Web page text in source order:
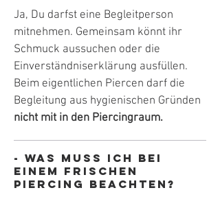
Ja, Du darfst eine Begleitperson
mitnehmen. Gemeinsam könnt ihr
Schmuck aussuchen oder die
Einverständniserklärung ausfüllen.
Beim eigentlichen Piercen darf die
Begleitung aus hygienischen Gründen
nicht mit in den Piercingraum.
- Was muss ich bei
einem frischen
Piercing beachten?